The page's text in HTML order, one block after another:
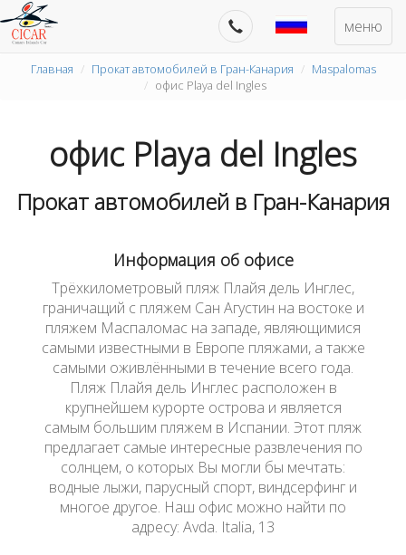
меню
Главная Прокат автомобилей в Гран-Канария
Maspalomas
офис Playa del Ingles
офис Playa del Ingles
Прокат автомобилей в Гран-Канария
Информация об офисе
Трёхкилометровый пляж Плайя дель Инглес,
граничащий с пляжем Сан Агустин на востоке и
пляжем Маспаломас на западе, являющимися
самыми известными в Европе пляжами, а также
самыми оживлёнными в течение всего года.
Пляж Плайя дель Инглес расположен в
крупнейшем курорте острова и является
самым большим пляжем в Испании. Этот пляж
предлагает самые интересные развлечения по
солнцем, о которых Вы могли бы мечтать:
водные лыжи, парусный спорт, виндсерфинг и
многое другое. Наш офис можно найти по
адресу: Avda. Italia, 13